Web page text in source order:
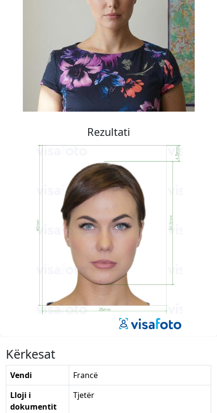
Rezultati
Kërkesat
Vendi
Francë
Lloji i
dokumentit
Tjetër